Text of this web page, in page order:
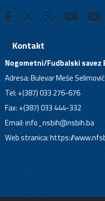
Kontakt
Nogometni/Fudbalski savez
Adresa: Bulevar Meše
Tel: +(387) 033 276-676
Fax: +(387) 033 444-332
Email:info_nsbih@nsbih.ba
Web stranica: https://